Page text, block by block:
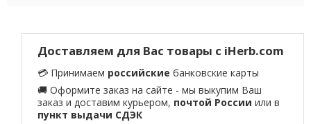
Доставляем для Вас товары с iHerb.com
💳 Принимаем российские банковские карты
🚚 Оформите заказ на сайте - мы выкупим Ваш
заказ и доставим курьером, почтой России или в
пункт выдачи СДЭК